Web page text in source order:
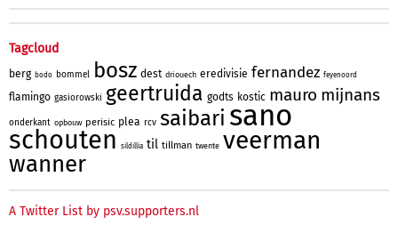
Tagcloud
berg bodo bommel bosz dest driouech eredivisie fernandez feyenoord
flamingo gasiorowski geertruida godts kostic mauro mijnans
onderkant opbouw perisic plea rcv saibari sano
schouten sildillia til tillman twente veerman
wanner
A Twitter List by psv.supporters.nl